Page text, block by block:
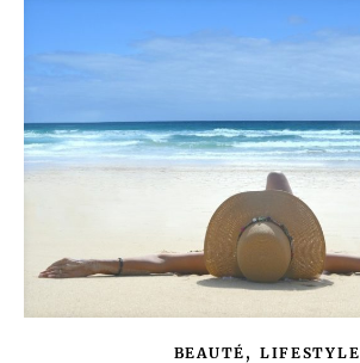
BEAUTÉ , LIFESTYLE